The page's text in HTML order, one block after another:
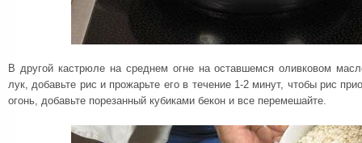
В другой кастрюле на среднем огне на оставшемся оливковом
лук, добавьте рис и прожарьте его в течение 1-2 минут, чтобы рис
огонь, добавьте порезанный кубиками бекон и все перемешайте.